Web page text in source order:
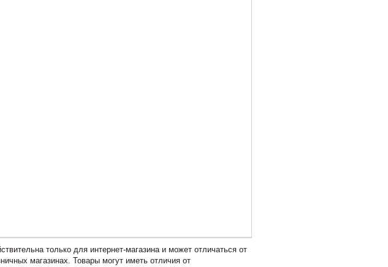
только для интернет-магазина и может отличаться от
магазинах. Товары могут иметь отличия от